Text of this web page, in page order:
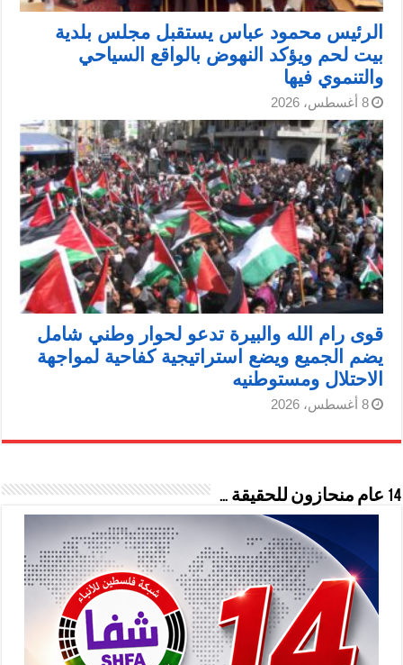
الرئيس محمود عباس يستقبل مجلس بلدية
بيت لحم ويؤكد النهوض بالواقع السياحي
والتنموي فيها
8 أغسطس، 2026
قوى رام الله والبيرة تدعو لحوار وطني شامل
يضم الجميع ويضع استراتيجية كفاحية لمواجهة
الاحتلال ومستوطنيه
8 أغسطس، 2026
14 عام منحازون للحقيقة …